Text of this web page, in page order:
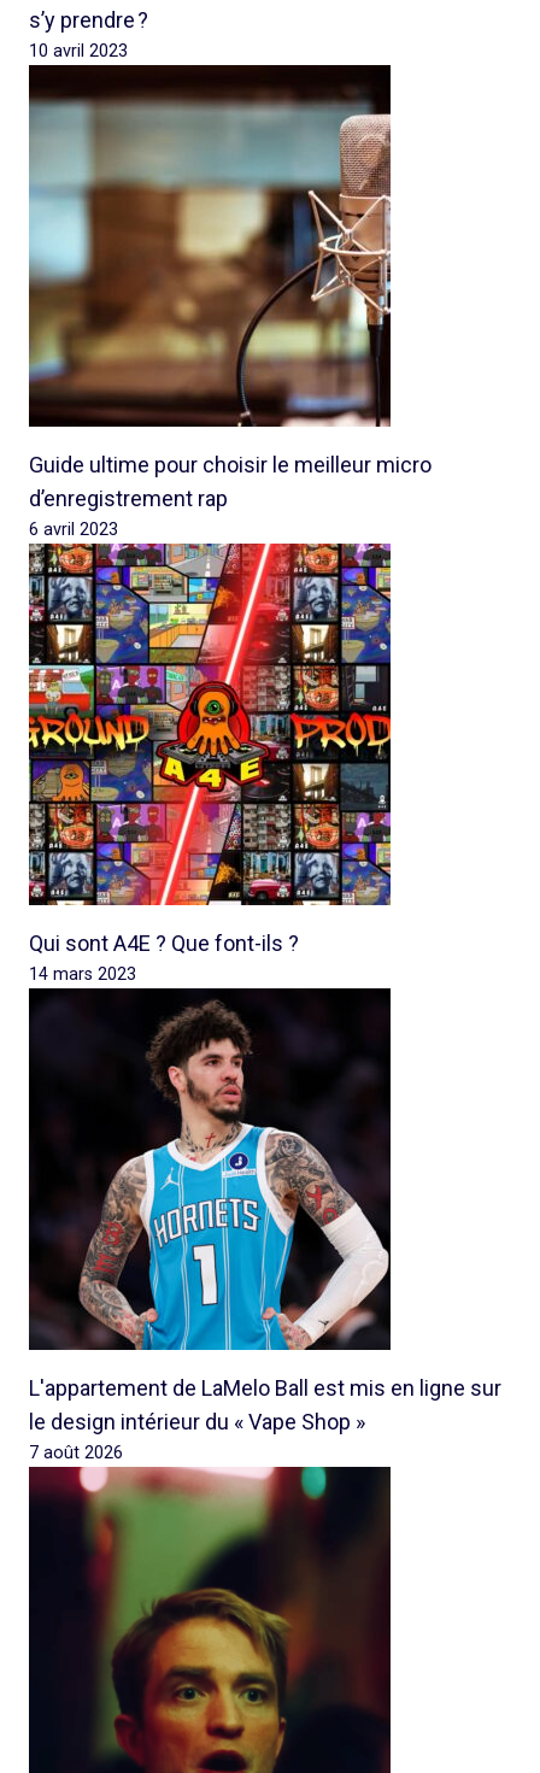
s’y prendre ?
10 avril 2023
Guide ultime pour choisir le meilleur micro
d’enregistrement rap
6 avril 2023
Qui sont A4E ? Que font-ils ?
14 mars 2023
L'appartement de LaMelo Ball est mis en ligne sur
le design intérieur du « Vape Shop »
7 août 2026